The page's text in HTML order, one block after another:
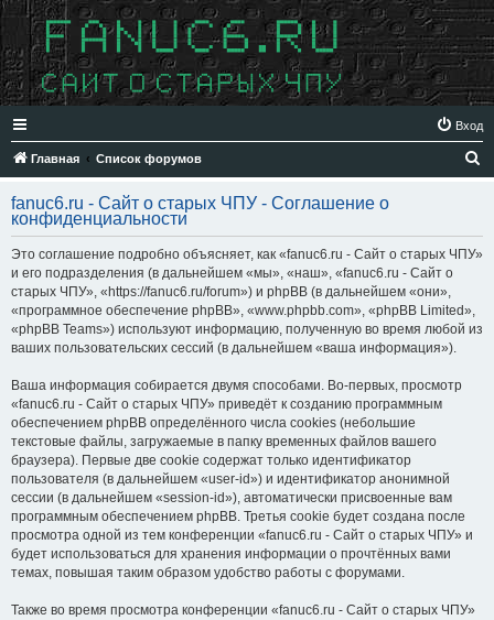
Вход
Главная Список форумов
с
fanuc6.ru - Сайт о старых ЧПУ - Соглашение о
конфиденциальности
Это соглашение подробно объясняет, как «fanuc6.ru - Сайт о старых ЧПУ»
и его подразделения (в дальнейшем «мы», «наш», «fanuc6.ru - Сайт о
старых ЧПУ», «https://fanuc6.ru/forum») и phpBB (в дальнейшем «они»,
«программное обеспечение phpBB», «www.phpbb.com», «phpBB Limited»,
«phpBB Teams») используют информацию, полученную во время любой из
ваших пользовательских сессий (в дальнейшем «ваша информация»).
Ваша информация собирается двумя способами. Во-первых, просмотр
«fanuc6.ru - Сайт о старых ЧПУ» приведёт к созданию программным
обеспечением phpBB определённого числа cookies (небольшие
текстовые файлы, загружаемые в папку временных файлов вашего
браузера). Первые две cookie содержат только идентификатор
пользователя (в дальнейшем «user-id») и идентификатор анонимной
сессии (в дальнейшем «session-id»), автоматически присвоенные вам
программным обеспечением phpBB. Третья cookie будет создана после
просмотра одной из тем конференции «fanuc6.ru - Сайт о старых ЧПУ» и
будет использоваться для хранения информации о прочтённых вами
темах, повышая таким образом удобство работы с форумами.
Также во время просмотра конференции «fanuc6.ru - Сайт о старых ЧПУ»